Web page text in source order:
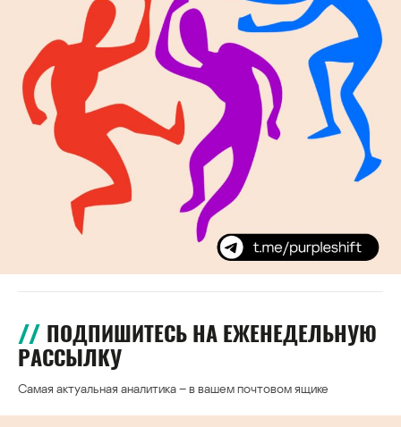
ПОДПИШИТЕСЬ НА ЕЖЕНЕДЕЛЬНУЮ
РАССЫЛКУ
Самая актуальная аналитика – в вашем почтовом ящике